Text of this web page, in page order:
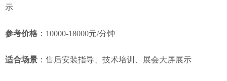
示
参考价格 ：10000-18000元/分钟
适合场景 ：售后安装指导、技术培训、展会大屏展示